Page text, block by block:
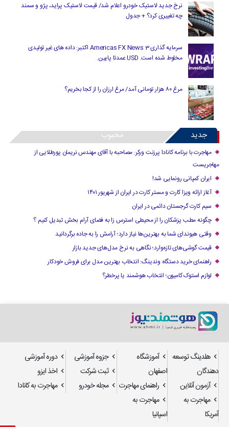
نرخ جدید لاستیک خودرو اعلام شد/ قیمت لاستیک پراید، پژو و سمند
چه تغییری کرد؟ + جدول
سرمایه گذاری Americas FX News 3 اکتبر: داده های غیر تولیدی
مخلوط شده است. USD عمدتا پایین.
مرغ ۸۰ هزار تومانی آمد/ مرغ ارزان را از کجا بخریم؟
جدید محبوب
مهاجرت با برنامه کانادا پرزنت ورکر: مصاحبه با آقای مهندس نریمان پورطلایی از
مهاجریست
ایران کمپانی رونمایی شد!
آغاز ارائه ویزا کارت و مستر کارت در ایران از شهریور ۱۴۰۱
سیم کارت گرجستان دائمی در ایران
چگونه مطب پزشکان را از محیطی استرس زا به فضای آرام بخش تبدیل کنیم ؟
وقتی هیوندای شما به بهترین‌ها نیاز دارد؛ آرامش را به جاده برگردانید
قیمت گوشی‌های تازه‌وارد؛ نگاهی به نرخ مدل‌های جدید بازار
راهنمای خرید دستگاه وندینگ: انتخاب بهترین مدل برای فروش خودکار
لوازم استوک کامیون؛ انتخاب هوشمند یا پرخطر؟
هلدینگ توسعه
دهندگان
آموزشگاه
اصفهان
جزوه آموزشی
دوره آموزشی
ثبت شرکت
اخذ ایزو
آزمون آنلاین
راهنمای مهاجرت مجله خودرو
مهاجرت به کانادا
مهاجرت به
آمریکا
مهاجرت به
اسپانیا